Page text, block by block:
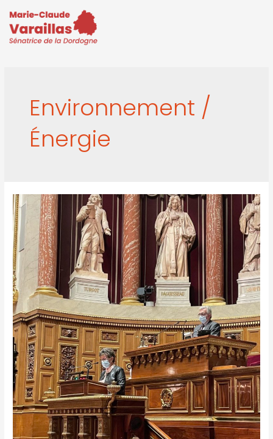
Environnement /
Énergie